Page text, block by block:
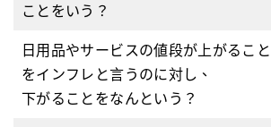
ことをいう？
日用品やサービスの値段が上がること
をインフレと言うのに対し、
下がることをなんという？